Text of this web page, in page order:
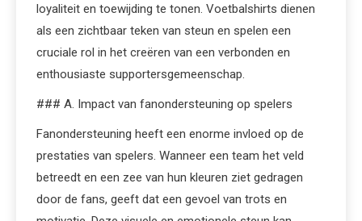
loyaliteit en toewijding te tonen. Voetbalshirts dienen
als een zichtbaar teken van steun en spelen een
cruciale rol in het creëren van een verbonden en
enthousiaste supportersgemeenschap.
### A. Impact van fanondersteuning op spelers
Fanondersteuning heeft een enorme invloed op de
prestaties van spelers. Wanneer een team het veld
betreedt en een zee van hun kleuren ziet gedragen
door de fans, geeft dat een gevoel van trots en